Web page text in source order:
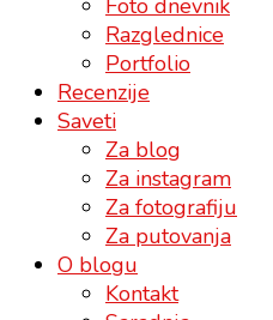
Foto dnevnik
Razglednice
Portfolio
Recenzije
Saveti
Za blog
Za instagram
Za fotografiju
Za putovanja
O blogu
Kontakt